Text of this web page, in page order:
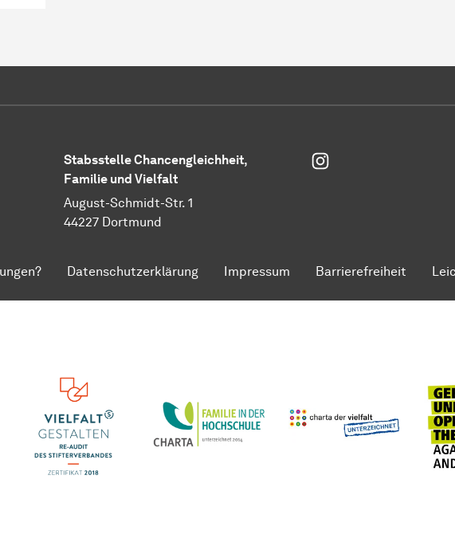
Stabs­stel­le Chancengleichheit,
Familie und Vielfalt
August-Schmidt-Str. 1
44227 Dortmund
Instagram
Datenschutzerklärung Impressum Barrierefreiheit